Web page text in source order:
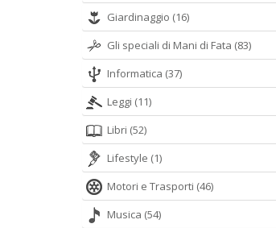
Giardinaggio (16)
Gli speciali di Mani di Fata (83)
Informatica (37)
Leggi (11)
Libri (52)
Lifestyle (1)
Motori e Trasporti (46)
Musica (54)